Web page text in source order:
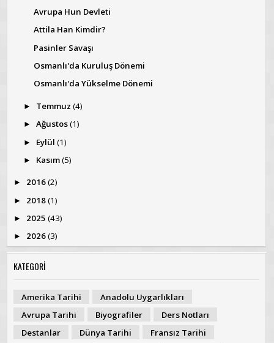
Avrupa Hun Devleti
Attila Han Kimdir?
Pasinler Savaşı
Osmanlı'da Kuruluş Dönemi
Osmanlı'da Yükselme Dönemi
► Temmuz (4)
► Ağustos(1)
► Eylül (1)
► Kasım(5)
► 2016(2)
► 2018(1)
► 2025 (43)
► 2026(3)
KATEGORİ
Amerika Tarihi
Anadolu Uygarlıkları
Avrupa Tarihi
Biyografiler
Ders Notları
Destanlar
Dünya Tarihi
Fransız Tarihi